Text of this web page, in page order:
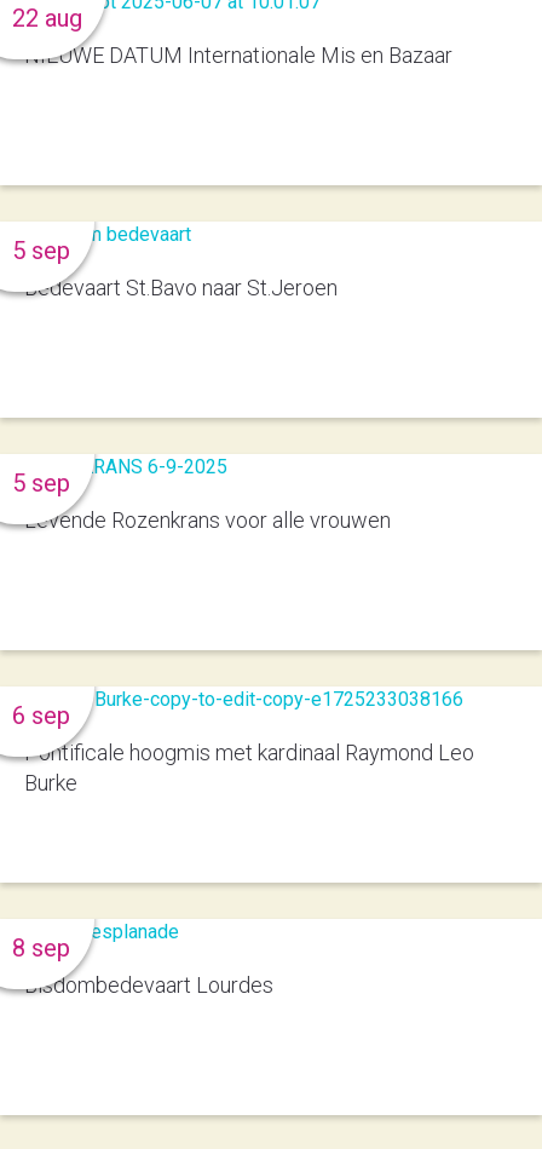
NIEUWE DATUM Internationale Mis en Bazaar
22 aug
Bedevaart St.Bavo naar St.Jeroen
5 sep
Levende Rozenkrans voor alle vrouwen
5 sep
Pontificale hoogmis met kardinaal Raymond Leo
Burke
6 sep
Bisdombedevaart Lourdes
8 sep